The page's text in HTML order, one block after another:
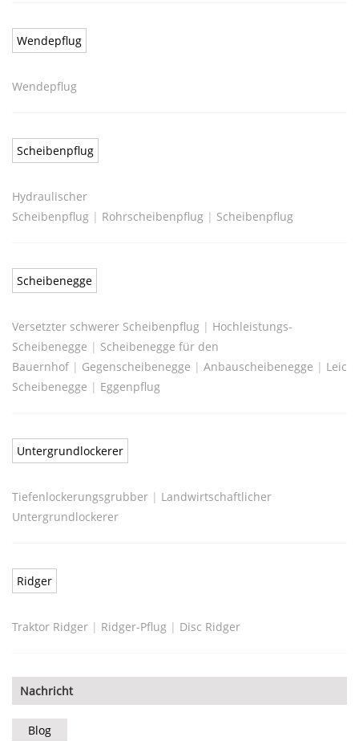
Wendepflug
Wendepflug
Scheibenpflug
Hydraulischer
Scheibenpflug | Rohrscheibenpflug | Scheibenpflug
Scheibenegge
Versetzter schwerer Scheibenpflug | Hochleistungs-
Scheibenegge | Scheibenegge für den
Bauernhof | Gegenscheibenegge | Anbauscheibenegge |
Scheibenegge | Eggenpflug
Untergrundlockerer
Tiefenlockerungsgrubber | Landwirtschaftlicher
Untergrundlockerer
Ridger
Traktor Ridger | Ridger-Pflug | Disc Ridger
Nachricht
Blog